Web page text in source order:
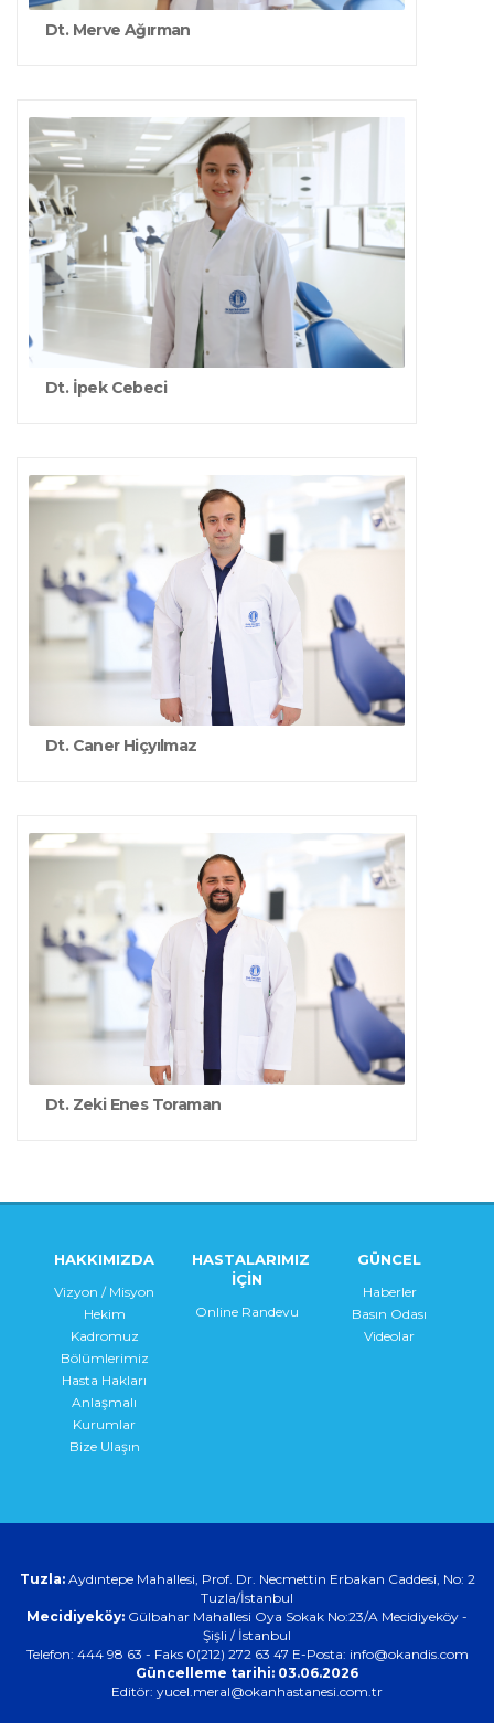
Dt. Merve Ağırman
Dt. İpek Cebeci
Dt. Caner Hiçyılmaz
Dt. Zeki Enes Toraman
HAKKIMIZDA
Vizyon / Misyon
Hekim
Kadromuz
Bölümlerimiz
Hasta Hakları
Anlaşmalı
Kurumlar
Bize Ulaşın
HASTALARIMIZ
İÇİN
Online Randevu
GÜNCEL
Haberler
Basın Odası
Videolar
Tuzla:Aydıntepe Mahallesi, Prof. Dr. Necmettin Erbakan Caddesi, No: 2
Tuzla/İstanbul
Mecidiyeköy: Gülbahar Mahallesi Oya Sokak No:23/A Mecidiyeköy -
Şişli / İstanbul
Telefon: 444 98 63 - Faks 0(212) 272 63 47 E-Posta: info@okandis.com
Güncelleme tarihi: 03.06.2026
Editör: yucel.meral@okanhastanesi.com.tr